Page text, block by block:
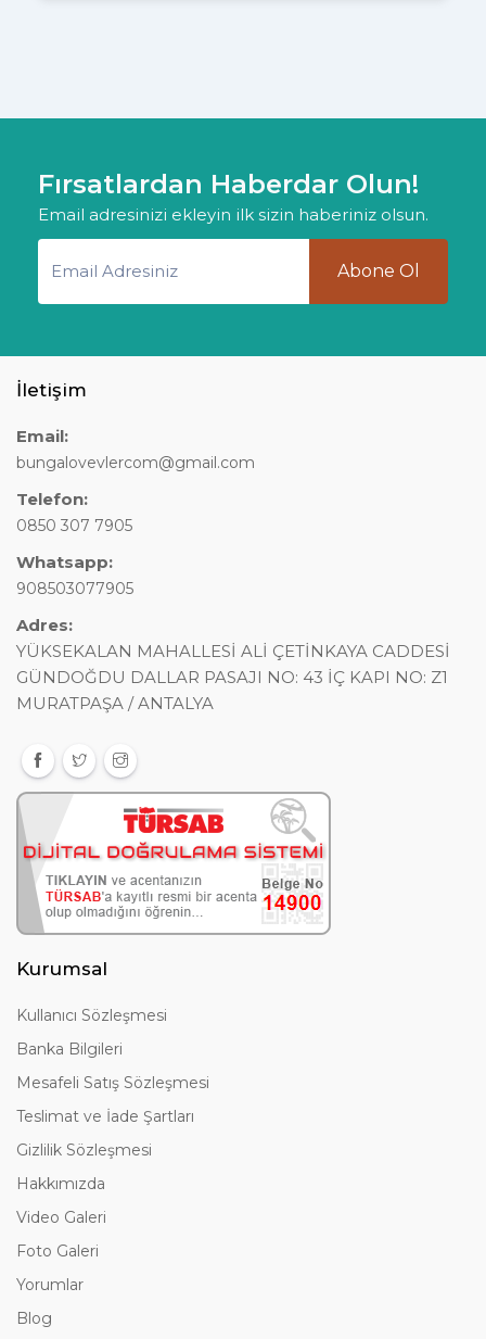
Fırsatlardan Haberdar Olun!
Email adresinizi ekleyin ilk sizin haberiniz olsun.
Abone Ol
İletişim
Email:
bungalovevlercom@gmail.com
Telefon:
0850 307 7905
Whatsapp:
908503077905
Adres:
YÜKSEKALAN MAHALLESİ ALİ ÇETİNKAYA CADDESİ
GÜNDOĞDU DALLAR PASAJI NO: 43 İÇ KAPI NO: Z1
MURATPAŞA / ANTALYA
Kurumsal
Kullanıcı Sözleşmesi
Banka Bilgileri
Mesafeli Satış Sözleşmesi
Teslimat ve İade Şartları
Gizlilik Sözleşmesi
Hakkımızda
Video Galeri
Foto Galeri
Yorumlar
Blog